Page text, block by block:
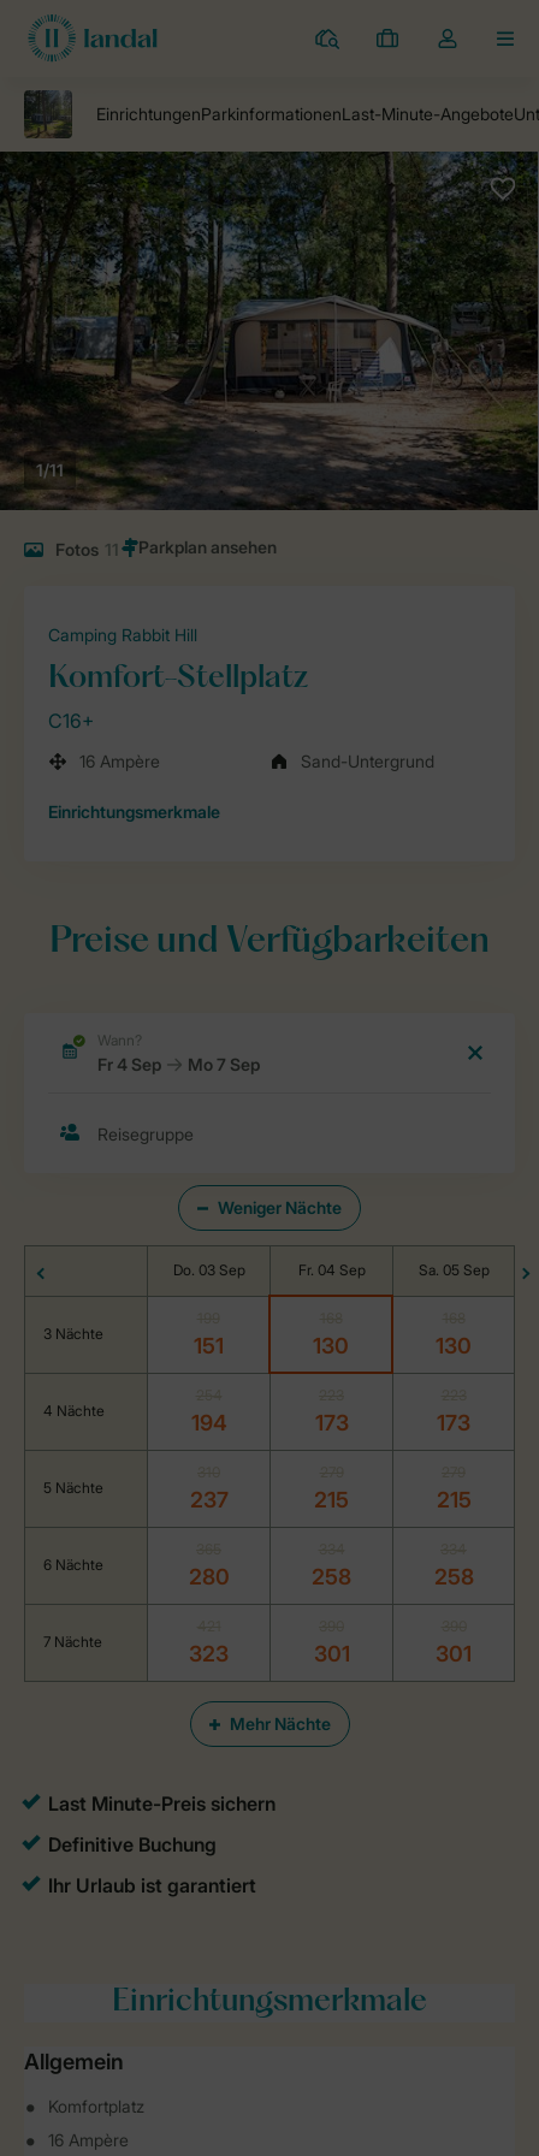
Campingplätze
Meine
Dropdown-
Kontos
öffnen
1/11
Fotos 11
Camping Rabbit Hill
Komfort-Stellplatz
C16+
16 Ampère Sand-Untergrund
Einrichtungsmerkmale
Preise und Verfügbarkeiten
Weniger Nächte
Mehr Nächte
Do. 03 Sep Fr. 04 Sep Sa. 05 Sep
3 Nächte 151 130 130
4 Nächte 194 173 173
5 Nächte 237 215 215
6 Nächte 280 258 258
7 Nächte 323 301 301
Einrichtungsmerkmale
Allgemein
Komfortplatz
16 Ampère